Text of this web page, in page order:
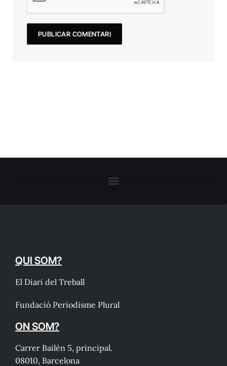
QUI SOM?
El Diari del Treball
Fundació Periodisme Plural
ON SOM?
Carrer Bailén 5, principal.
08010, Barcelona